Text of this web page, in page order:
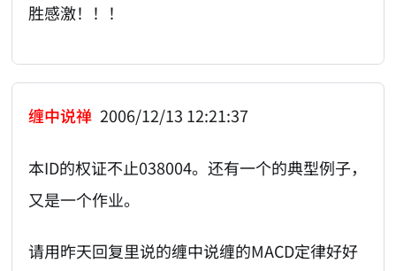
胜感激！！！
缠中说禅 2006/12/13 12:21:37
本ID的权证不止038004。还有一个的典型例子，
又是一个作业。
请用昨天回复里说的缠中说缠的MACD定律好好